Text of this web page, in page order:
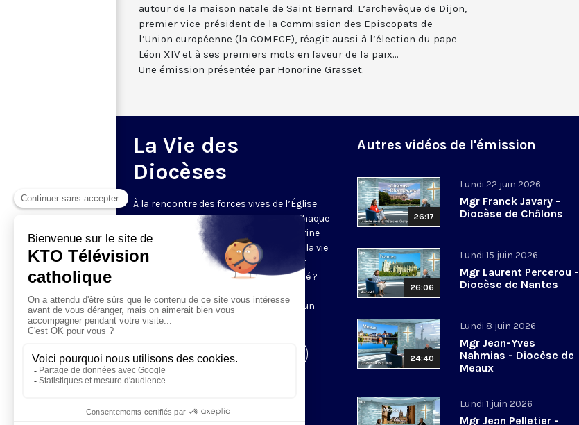
autour de la maison natale de Saint Bernard. L’archevêque de Dijon,
premier vice-président de la Commission des Episcopats de
l’Union européenne (la COMECE), réagit aussi à l’élection du pape
Léon XIV et à ses premiers mots en faveur de la paix...
Une émission présentée par Honorine Grasset.
La Vie des
Diocèses
À la rencontre des forces vives de l’Église
catholique en France et en Belgique. Chaque
semaine, un évêque est reçu par Honorine
Grasset pour remettre en perspective la vie
et l’actualité de son diocèse. Comment
l’Evangile est-il concrètement annoncé ?
Reportages et interviews nourrissent un
échange franc et direct.
Visiter la page de l'émission
Autres vidéos de l'émission
26:17
Lundi 22 juin 2026
Mgr Franck Javary -
Diocèse de Châlons
26:06
Lundi 15 juin 2026
Mgr Laurent Percerou -
Diocèse de Nantes
24:40
Lundi 8 juin 2026
Mgr Jean-Yves
Nahmias - Diocèse de
Meaux
Lundi 1 juin 2026
Mgr Jean Pelletier -